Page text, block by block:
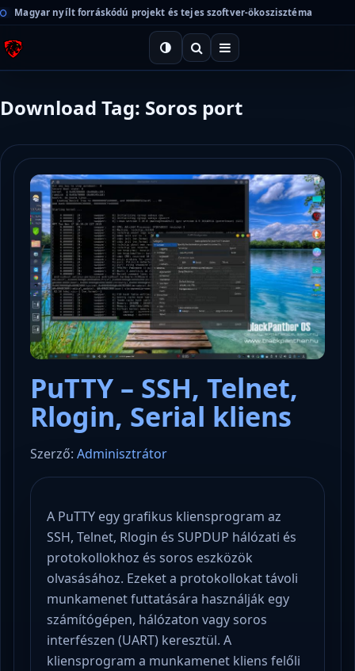
Magyar nyílt forráskódú projekt és tejes szoftver-ökoszisztéma
Download Tag: Soros port
PuTTY – SSH, Telnet,
Rlogin, Serial kliens
Szerző: Adminisztrátor
A PuTTY egy grafikus kliensprogram az
SSH, Telnet, Rlogin és SUPDUP hálózati és
protokollokhoz és soros eszközök
olvasásához. Ezeket a protokollokat távoli
munkamenet futtatására használják egy
számítógépen, hálózaton vagy soros
interfészen (UART) keresztül. A
kliensprogram a munkamenet kliens felőli